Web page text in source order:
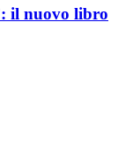
il nuovo libro